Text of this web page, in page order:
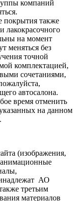
компаний
покрытия также
лакокрасочного
на момент
меняться без
точной
комплектацией,
сочетаниями,
автосалона.
время отменить
на данном
(изображения,
АО
третьим
материалов